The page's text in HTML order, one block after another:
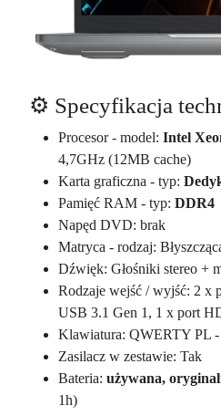
⚙️ Specyfikacja
Procesor - model: Intel
4,7GHz (12MB cache)
Karta graficzna - typ:
Pamięć RAM - typ: DDR4
Napęd DVD: brak
Matryca - rodzaj:
Dźwięk: Głośniki stereo +
Rodzaje wejść / wyjść: 2 x
USB 3.1 Gen 1, 1 x port
Klawiatura: QWERTY PL
Zasilacz w zestawie: Tak
Bateria: używana,
1h)